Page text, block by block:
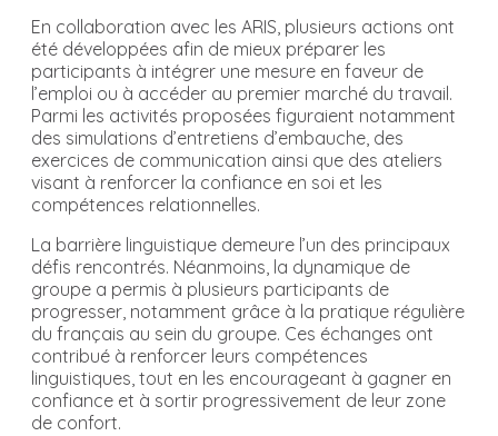
En collaboration avec les ARIS, plusieurs actions ont
été développées afin de mieux préparer les
participants à intégrer une mesure en faveur de
l’emploi ou à accéder au premier marché du travail.
Parmi les activités proposées figuraient notamment
des simulations d’entretiens d’embauche, des
exercices de communication ainsi que des ateliers
visant à renforcer la confiance en soi et les
compétences relationnelles.
La barrière linguistique demeure l’un des principaux
défis rencontrés. Néanmoins, la dynamique de
groupe a permis à plusieurs participants de
progresser, notamment grâce à la pratique régulière
du français au sein du groupe. Ces échanges ont
contribué à renforcer leurs compétences
linguistiques, tout en les encourageant à gagner en
confiance et à sortir progressivement de leur zone
de confort.